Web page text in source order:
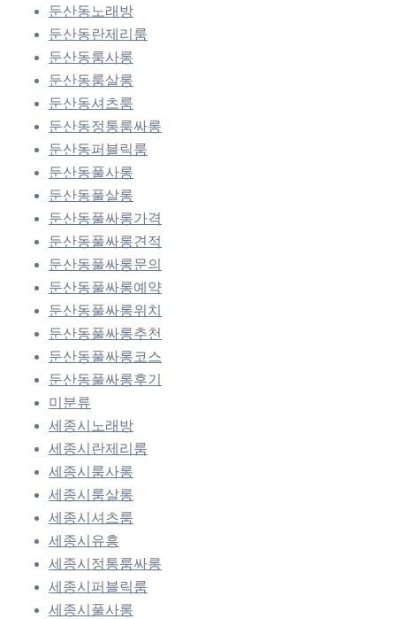
둔산동노래방
둔산동란제리룸
둔산동룸사롱
둔산동룸살롱
둔산동셔츠룸
둔산동정통룸싸롱
둔산동퍼블릭룸
둔산동풀사롱
둔산동풀살롱
둔산동풀싸롱가격
둔산동풀싸롱견적
둔산동풀싸롱문의
둔산동풀싸롱예약
둔산동풀싸롱위치
둔산동풀싸롱추천
둔산동풀싸롱코스
둔산동풀싸롱후기
미분류
세종시노래방
세종시란제리룸
세종시룸사롱
세종시룸살롱
세종시셔츠룸
세종시유흥
세종시정통룸싸롱
세종시퍼블릭룸
세종시풀사롱